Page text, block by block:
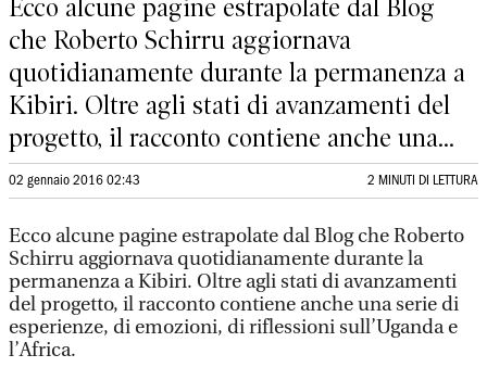
Ecco alcune pagine estrapolate dal Blog
che Roberto Schirru aggiornava
quotidianamente durante la permanenza a
Kibiri. Oltre agli stati di avanzamenti del
progetto, il racconto contiene anche una...
02 gennaio 2016 02:43 2 MINUTI DI LETTURA
Ecco alcune pagine estrapolate dal Blog che Roberto
Schirru aggiornava quotidianamente durante la
permanenza a Kibiri. Oltre agli stati di avanzamenti
del progetto, il racconto contiene anche una serie di
esperienze, di emozioni, di riflessioni sull’Uganda e
l’Africa.